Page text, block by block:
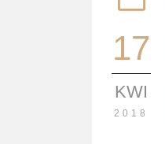
17
KWI
2018